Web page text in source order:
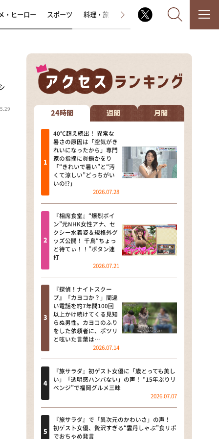
なるみ・岡村の過ぎるTV
相席食堂
これ余談なんですけど・・・
～人生密着トークバラエティ！
～ やすとものいたって真剣です
探偵！ナイトスクープ
news おかえり
河合＆A.B.C-Z塚田×福井アナ
「なんでやねん！？」（news お
かえり）
DAIGOも台所 ～きょうの献立 何
にする？～
本日はダイアンなり！シーズン２
朝だ！生です旅サラダ
教えて！ニュースライブ 正義の
ミカタ
ＬＩＦＥ～夢のカタチ～
新婚さんいらっしゃい！
ザキ山小屋本館
・ヒーロー スポーツ 料理・旅 ラジオ番組 その他
24時間 週間 月間
40℃超え続出！ 異常な
暑さの原因は「空気がき
れいになったから」専門
家の指摘に眞鍋かをり
「“きれいで暑い”と“汚
くて涼しい”どっちがい
いの!?」
2026.07.28
『相席食堂』“爆烈ボイ
ン”元NHK女性アナ、セ
クシー水着姿＆規格外グ
ッズ公開！ 千鳥“ちょっ
と待てぃ！！”ボタン連
打
2026.07.21
『探偵！ナイトスクー
プ』「カヨコか？」間違
い電話を約7年間100回
以上かけ続けてくる見知
らぬ男性。カヨコのふり
をした依頼者に、ポツリ
と呟いた言葉は…
2026.07.14
『旅サラダ』初ゲスト女優に「歳とっても美し
い」「透明感ハンパない」の声！ “15年ぶりリ
ベンジ”で福岡グルメ三昧
2026.07.07
『旅サラダ』で「異次元のかわいさ」の声！
初ゲスト女優、贅沢すぎる“雲丹しゃぶ”食リポ
でおちゃめ発言